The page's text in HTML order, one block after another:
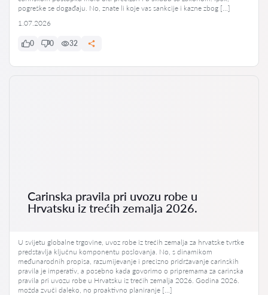
pogreške se događaju. No, znate li koje vas sankcije i kazne zbog […]
1.07.2026
0 0 32
Carinska pravila pri uvozu robe u
Hrvatsku iz trećih zemalja 2026.
U svijetu globalne trgovine, uvoz robe iz trećih zemalja za hrvatske tvrtke
predstavlja ključnu komponentu poslovanja. No, s dinamikom
međunarodnih propisa, razumijevanje i precizno pridržavanje carinskih
pravila je imperativ, a posebno kada govorimo o pripremama za carinska
pravila pri uvozu robe u Hrvatsku iz trećih zemalja 2026. Godina 2026.
možda zvuči daleko, no proaktivno planiranje […]